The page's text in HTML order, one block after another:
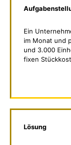
Ein
im Monat und
und 3.000
fixen
Lösung